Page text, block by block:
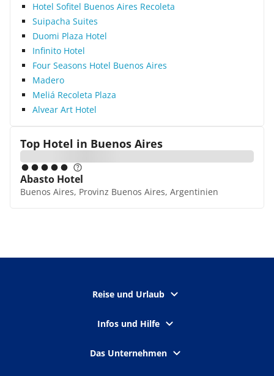
Hotel Sofitel Buenos Aires Recoleta
Suipacha Suites
Duomi Plaza Hotel
Infinito Hotel
Four Seasons Hotel Buenos Aires
Madero
Meliá Recoleta Plaza
Alvear Art Hotel
Top Hotel in Buenos Aires
Abasto Hotel
Buenos Aires, Provinz Buenos Aires, Argentinien
Reise und Urlaub
Infos und Hilfe
Das Unternehmen